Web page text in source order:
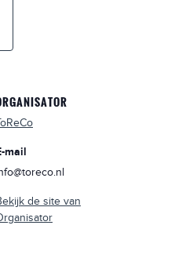
mail
de site van